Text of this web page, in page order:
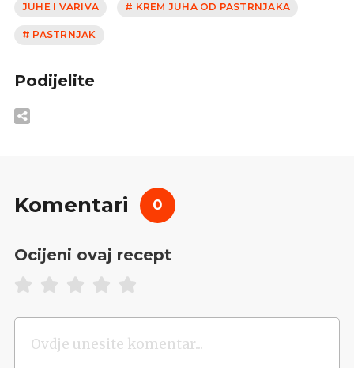
JUHE I VARIVA # KREM JUHA OD PASTRNJAKA
# PASTRNJAK
Podijelite
Komentari 0
Ocijeni ovaj recept